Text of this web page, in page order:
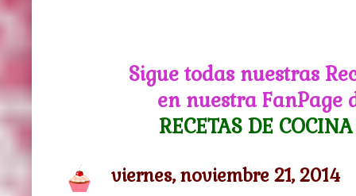
Sigue todas nuestras
en nuestra FanPage
RECETAS DE
viernes, noviembre 21, 2014